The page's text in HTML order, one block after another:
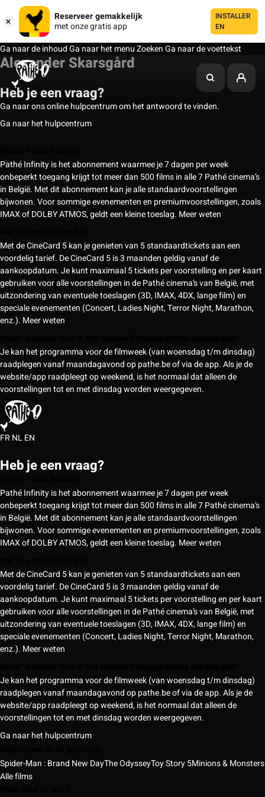
Reserveer gemakkelijk
met onze gratis app
INSTALLER
EN
Ga naar de inhoudGa naar het menuZoekenGa naar de voettekst
Alexander Skarsgård
Heb je een vraag?
Ga naar ons online hulpcentrum om het antwoord te vinden.
Ga naar het hulpcentrum
Pathé Infinity is het abonnement waarmee je 7 dagen per week
onbeperkt toegang krijgt tot meer dan 500 films in alle 7 Pathé cinema’s
in België. Met dit abonnement kan je alle standaardvoorstellingen
bijwonen. Voor sommige evenementen en premiumvoorstellingen, zoals
IMAX of DOLBY ATMOS, geldt een kleine toeslag. Meer weten
Met de CineCard 5 kan je genieten van 5 standaardtickets aan een
voordelig tarief. De CineCard 5 is 3 maanden geldig vanaf de
aankoopdatum. Je kunt maximaal 5 tickets per voorstelling en per kaart
gebruiken voor alle voorstellingen in de Pathé cinema’s van België, met
uitzondering van eventuele toeslagen (3D, IMAX, 4DX, lange film) en
speciale evenementen (Concert, Ladies Night, Terror Night, Marathon,
enz.). Meer weten
Je kan het programma voor de filmweek (van woensdag t/m dinsdag)
raadplegen vanaf maandagavond op pathe.be of via de app. Als je de
website/app raadpleegt op weekend, is het normaal dat alleen de
voorstellingen tot en met dinsdag worden weergegeven.
FRNLEN
Heb je een vraag?
Pathé Infinity is het abonnement waarmee je 7 dagen per week
onbeperkt toegang krijgt tot meer dan 500 films in alle 7 Pathé cinema’s
in België. Met dit abonnement kan je alle standaardvoorstellingen
bijwonen. Voor sommige evenementen en premiumvoorstellingen, zoals
IMAX of DOLBY ATMOS, geldt een kleine toeslag. Meer weten
Met de CineCard 5 kan je genieten van 5 standaardtickets aan een
voordelig tarief. De CineCard 5 is 3 maanden geldig vanaf de
aankoopdatum. Je kunt maximaal 5 tickets per voorstelling en per kaart
gebruiken voor alle voorstellingen in de Pathé cinema’s van België, met
uitzondering van eventuele toeslagen (3D, IMAX, 4DX, lange film) en
speciale evenementen (Concert, Ladies Night, Terror Night, Marathon,
enz.). Meer weten
Je kan het programma voor de filmweek (van woensdag t/m dinsdag)
raadplegen vanaf maandagavond op pathe.be of via de app. Als je de
website/app raadpleegt op weekend, is het normaal dat alleen de
voorstellingen tot en met dinsdag worden weergegeven.
Ga naar het hulpcentrum
Spider-Man : Brand New DayThe OdysseyToy Story 5Minions & Monsters
Alle films